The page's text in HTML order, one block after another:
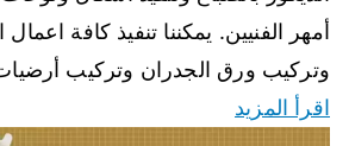
أمهر الفنيين. يمكننا تنفيذ كافة اعمال
وتركيب ورق الجدران وتركيب
اقرأ المزيد